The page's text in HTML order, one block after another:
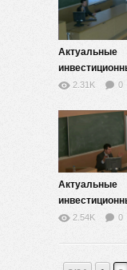
Актуальные
стратегии — 4
2.31K 0
Актуальные
стратегии — 2
2.54K 0